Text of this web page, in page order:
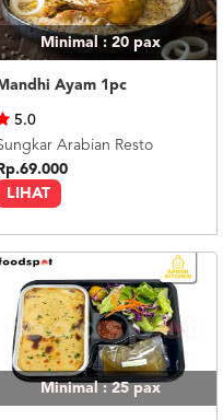
Minimal : 20 pax
Mandhi Ayam 1pc
LIHAT
5.0
Arabian Resto
Rp.69.000
Minimal : 25pax